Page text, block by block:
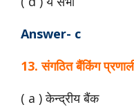
Answer- c
13. संगठित बैंकिंग
( a ) केन्द्रीय बैंक